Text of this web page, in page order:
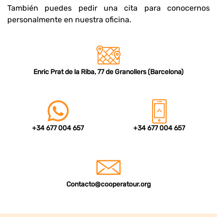
También puedes pedir una cita para conocernos
personalmente en nuestra oficina.
Enric Prat de la Riba, 77 de Granollers (Barcelona)
+34 677 004 657 +34 677 004 657
Contacto@cooperatour.org